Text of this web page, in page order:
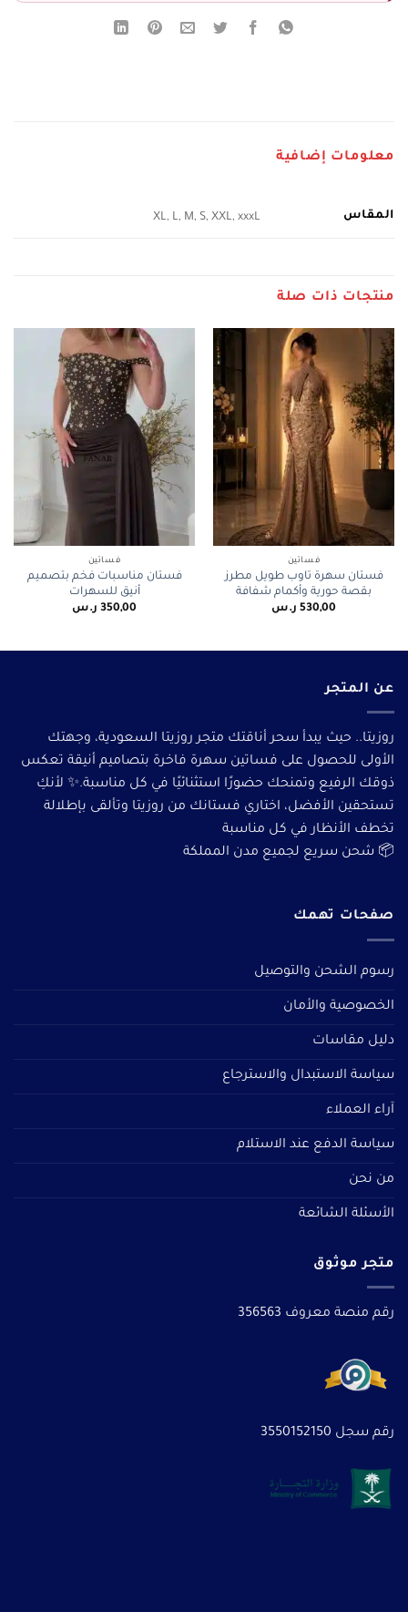
معلومات إضافية
المقاس XL, L, M, S, XXL, xxxL
منتجات ذات صلة
فساتين
فستان سهرة تاوب طويل مطرز
بقصة حورية وأكمام شفافة
530,00 ر.س
فساتين
فستان مناسبات فخم بتصميم
أنيق للسهرات
350,00 ر.س
عن المتجر
روزيتا.. حيث يبدأ سحر أناقتك متجر روزيتا السعودية، وجهتك
الأولى للحصول على فساتين سهرة فاخرة بتصاميم أنيقة تعكس
ذوقك الرفيع وتمنحك حضورًا استثنائيًا في كل مناسبة.✨ لأنكِ
تستحقين الأفضل، اختاري فستانك من روزيتا وتألقى بإطلالة
تخطف الأنظار في كل مناسبة
📦 شحن سريع لجميع مدن المملكة
صفحات تهمك
رسوم الشحن والتوصيل
الخصوصية والأمان
دليل مقاسات
سياسة الاستبدال والاسترجاع
آراء العملاء
سياسة الدفع عند الاستلام
من نحن
الأسئلة الشائعة
متجر موثوق
رقم منصة معروف 356563
رقم سجل 3550152150